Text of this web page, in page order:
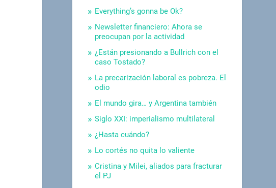
Everything’s gonna be Ok?
Newsletter financiero: Ahora se
preocupan por la actividad
¿Están presionando a Bullrich con el
caso Tostado?
La precarización laboral es pobreza. El
odio
El mundo gira… y Argentina también
Siglo XXI: imperialismo multilateral
¿Hasta cuándo?
Lo cortés no quita lo valiente
Cristina y Milei, aliados para fracturar
el PJ